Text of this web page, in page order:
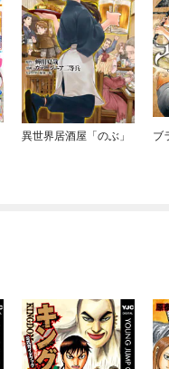
異世界居酒屋「のぶ」 ブ